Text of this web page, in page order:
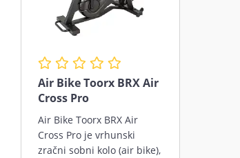
Air Bike Toorx BRX Air
Cross Pro
Air Bike Toorx BRX Air
Cross Pro je vrhunski
zračni sobni kolo (air bike),